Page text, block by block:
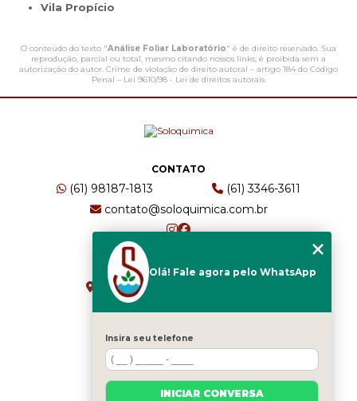
Vila Propício
O conteúdo do texto "Análise Foliar Laboratório" é de direito reservado. Sua
reprodução, parcial ou total, mesmo citando nossos links, é proibida sem a
autorização do autor. Crime de violação de direito autoral – artigo 184 do Código
Penal – Lei 9610/98 - Lei de direitos autorais.
CONTATO
(61) 98187-1813
(61) 3346-3611
contato@soloquimica.com.br
ENDEREÇO
CRS 511 Sul, Bl B, Sl 49 - Asa Sul
Brasília - DF - CEP: 70361-520
HOME
EMPRESA
Olá! Fale agora pelo WhatsApp
Insira seu telefone
INICIAR CONVERSA